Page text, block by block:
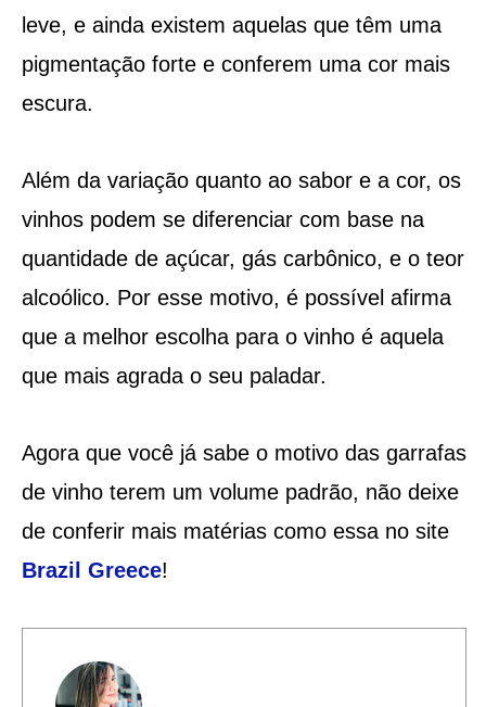
leve, e ainda existem aquelas que têm uma
pigmentação forte e conferem uma cor mais
escura.
Além da variação quanto ao sabor e a cor, os
vinhos podem se diferenciar com base na
quantidade de açúcar, gás carbônico, e o teor
alcoólico. Por esse motivo, é possível afirma
que a melhor escolha para o vinho é aquela
que mais agrada o seu paladar.
Agora que você já sabe o motivo das garrafas
de vinho terem um volume padrão, não deixe
de conferir mais matérias como essa no site
Brazil Greece!